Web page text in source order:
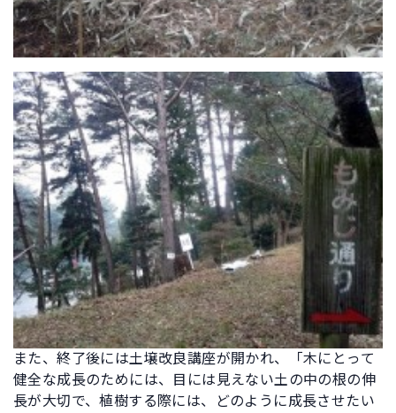
また、終了後には土壌改良講座が開かれ、「木にとって
健全な成長のためには、目には見えない土の中の根の伸
長が大切で、植樹する際には、どのように成長させたい